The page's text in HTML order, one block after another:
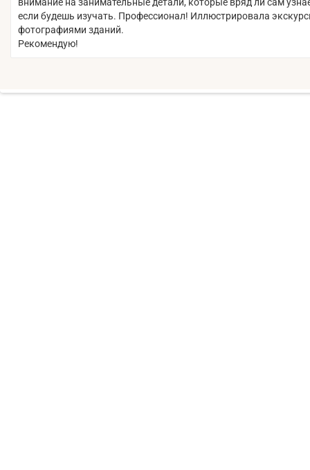
если будешь изучать. Профессионал! Иллюстрировала
фотографиями зданий.
Рекомендую!